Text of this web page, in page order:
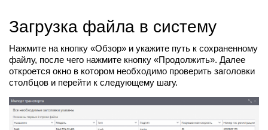
Загрузка файла в систему
Нажмите на кнопку «Обзор» и укажите путь к сохраненному
файлу, после чего нажмите кнопку «Продолжить». Далее
откроется окно в котором необходимо проверить заголовки
столбцов и перейти к следующему шагу.